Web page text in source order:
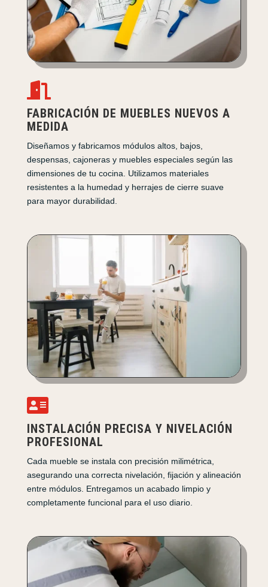

FABRICACIÓN DE MUEBLES NUEVOS A
MEDIDA
Diseñamos y fabricamos módulos altos, bajos,
despensas, cajoneras y muebles especiales según las
dimensiones de tu cocina. Utilizamos materiales
resistentes a la humedad y herrajes de cierre suave
para mayor durabilidad.

INSTALACIÓN PRECISA Y NIVELACIÓN
PROFESIONAL
Cada mueble se instala con precisión milimétrica,
asegurando una correcta nivelación, fijación y alineación
entre módulos. Entregamos un acabado limpio y
completamente funcional para el uso diario.